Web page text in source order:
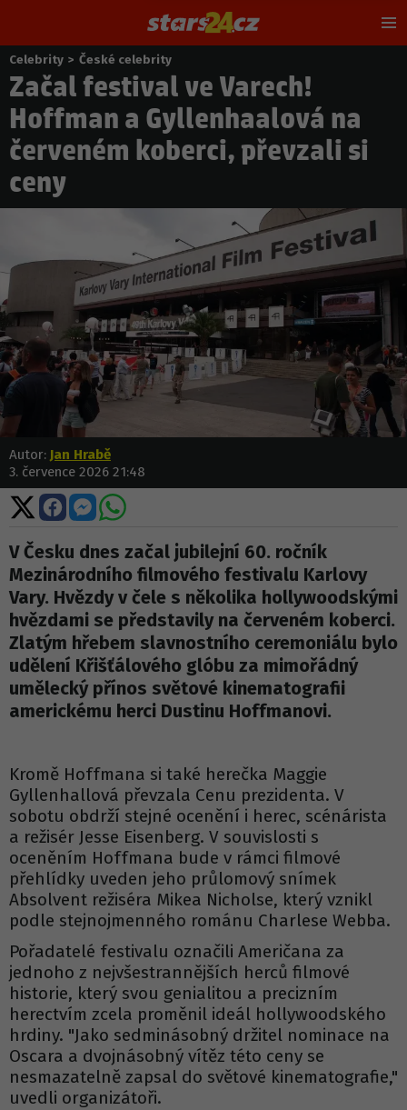
Nacházíte
se
zde:
Celebrity > České celebrity
Začal festival ve Varech!
Hoffman a Gyllenhaalová na
červeném koberci, převzali si
ceny
Autor: Jan Hrabě
3. července 2026 21:48
Sdílet
na
X
Sdílet
na
Facebooku
Sdílet
na
Messengeru
Sdílet
WhatsApp
V Česku dnes začal jubilejní 60. ročník
Mezinárodního filmového festivalu Karlovy
Vary. Hvězdy v čele s několika hollywoodskými
hvězdami se představily na červeném koberci.
Zlatým hřebem slavnostního ceremoniálu bylo
udělení Křišťálového glóbu za mimořádný
umělecký přínos světové kinematografii
americkému herci Dustinu Hoffmanovi.
Kromě Hoffmana si také herečka Maggie
Gyllenhallová převzala Cenu prezidenta. V
sobotu obdrží stejné ocenění i herec, scénárista
a režisér Jesse Eisenberg. V souvislosti s
oceněním Hoffmana bude v rámci filmové
přehlídky uveden jeho průlomový snímek
Absolvent režiséra Mikea Nicholse, který vznikl
podle stejnojmenného románu Charlese Webba.
Pořadatelé festivalu označili Američana za
jednoho z nejvšestrannějších herců filmové
historie, který svou genialitou a precizním
herectvím zcela proměnil ideál hollywoodského
hrdiny. "Jako sedminásobný držitel nominace na
Oscara a dvojnásobný vítěz této ceny se
nesmazatelně zapsal do světové kinematografie,"
uvedli organizátoři.